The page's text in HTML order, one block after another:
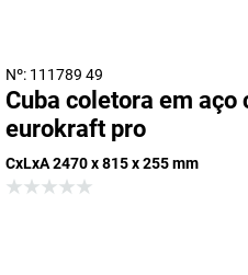
Nº: 111789 49
Cuba coletora em
eurokraft pro
CxLxA 2470 x 815 x 255 mm